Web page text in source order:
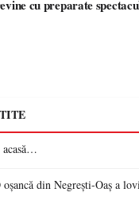
cu preparate
din Negrești-Oaș a